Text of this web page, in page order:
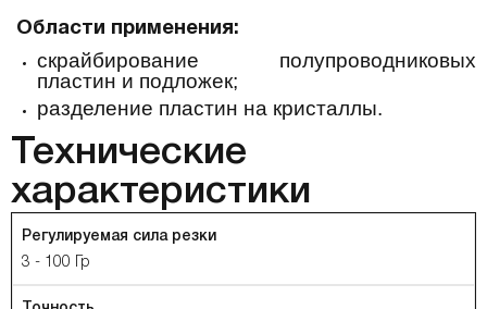
Области применения:
скрайбирование полупроводниковых
пластин и подложек;
разделение пластин на кристаллы.
Технические
характеристики
Регулируемая сила резки
3 - 100 Гр